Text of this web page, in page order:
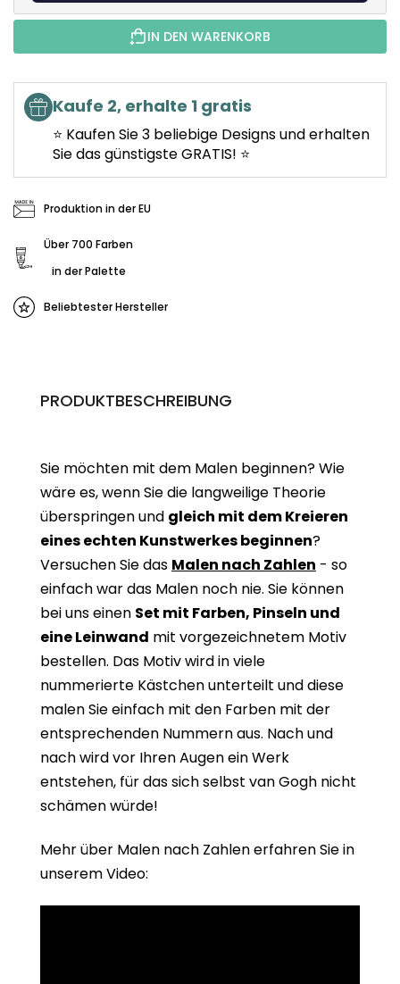
IN DEN WARENKORB
Kaufe 2, erhalte 1 gratis
⭐ Kaufen Sie 3 beliebige Designs und erhalten
Sie das günstigste GRATIS! ⭐
Produktion in der EU
Über 700 Farben
in der Palette
Beliebtester Hersteller
PRODUKTBESCHREIBUNG
Sie möchten mit dem Malen beginnen? Wie
wäre es, wenn Sie die langweilige Theorie
überspringen und gleich mit dem Kreieren
eines echten Kunstwerkes beginnen?
Versuchen Sie das Malen nach Zahlen - so
einfach war das Malen noch nie. Sie können
bei uns einen Set mit Farben, Pinseln und
eine Leinwand mit vorgezeichnetem Motiv
bestellen. Das Motiv wird in viele
nummerierte Kästchen unterteilt und diese
malen Sie einfach mit den Farben mit der
entsprechenden Nummern aus. Nach und
nach wird vor Ihren Augen ein Werk
entstehen, für das sich selbst van Gogh nicht
schämen würde!
Mehr über Malen nach Zahlen erfahren Sie in
unserem Video: